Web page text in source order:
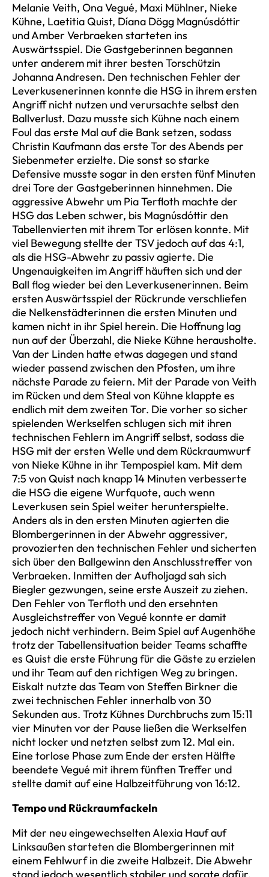
Melanie Veith, Ona Vegué, Maxi Mühlner, Nieke
Kühne, Laetitia Quist, Díana Dögg Magnúsdóttir
und Amber Verbraeken starteten ins
Auswärtsspiel. Die Gastgeberinnen begannen
unter anderem mit ihrer besten Torschützin
Johanna Andresen. Den technischen Fehler der
Leverkusenerinnen konnte die HSG in ihrem ersten
Angriff nicht nutzen und verursachte selbst den
Ballverlust. Dazu musste sich Kühne nach einem
Foul das erste Mal auf die Bank setzen, sodass
Christin Kaufmann das erste Tor des Abends per
Siebenmeter erzielte. Die sonst so starke
Defensive musste sogar in den ersten fünf Minuten
drei Tore der Gastgeberinnen hinnehmen. Die
aggressive Abwehr um Pia Terfloth machte der
HSG das Leben schwer, bis Magnúsdóttir den
Tabellenvierten mit ihrem Tor erlösen konnte. Mit
viel Bewegung stellte der TSV jedoch auf das 4:1,
als die HSG-Abwehr zu passiv agierte. Die
Ungenauigkeiten im Angriff häuften sich und der
Ball flog wieder bei den Leverkusenerinnen. Beim
ersten Auswärtsspiel der Rückrunde verschliefen
die Nelkenstädterinnen die ersten Minuten und
kamen nicht in ihr Spiel herein. Die Hoffnung lag
nun auf der Überzahl, die Nieke Kühne herausholte.
Van der Linden hatte etwas dagegen und stand
wieder passend zwischen den Pfosten, um ihre
nächste Parade zu feiern. Mit der Parade von Veith
im Rücken und dem Steal von Kühne klappte es
endlich mit dem zweiten Tor. Die vorher so sicher
spielenden Werkselfen schlugen sich mit ihren
technischen Fehlern im Angriff selbst, sodass die
HSG mit der ersten Welle und dem Rückraumwurf
von Nieke Kühne in ihr Tempospiel kam. Mit dem
7:5 von Quist nach knapp 14 Minuten verbesserte
die HSG die eigene Wurfquote, auch wenn
Leverkusen sein Spiel weiter herunterspielte.
Anders als in den ersten Minuten agierten die
Blombergerinnen in der Abwehr aggressiver,
provozierten den technischen Fehler und sicherten
sich über den Ballgewinn den Anschlusstreffer von
Verbraeken. Inmitten der Aufholjagd sah sich
Biegler gezwungen, seine erste Auszeit zu ziehen.
Den Fehler von Terfloth und den ersehnten
Ausgleichstreffer von Vegué konnte er damit
jedoch nicht verhindern. Beim Spiel auf Augenhöhe
trotz der Tabellensituation beider Teams schaffte
es Quist die erste Führung für die Gäste zu erzielen
und ihr Team auf den richtigen Weg zu bringen.
Eiskalt nutzte das Team von Steffen Birkner die
zwei technischen Fehler innerhalb von 30
Sekunden aus. Trotz Kühnes Durchbruchs zum 15:11
vier Minuten vor der Pause ließen die Werkselfen
nicht locker und netzten selbst zum 12. Mal ein.
Eine torlose Phase zum Ende der ersten Hälfte
beendete Vegué mit ihrem fünften Treffer und
stellte damit auf eine Halbzeitführung von 16:12.
Tempo und Rückraumfackeln
Mit der neu eingewechselten Alexia Hauf auf
Linksaußen starteten die Blombergerinnen mit
einem Fehlwurf in die zweite Halbzeit. Die Abwehr